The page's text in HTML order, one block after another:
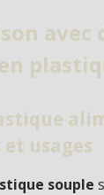
avec
usages
souple